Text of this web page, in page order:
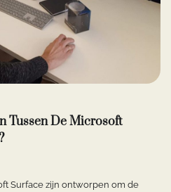
Tussen De Microsoft
Surface zijn ontworpen om de